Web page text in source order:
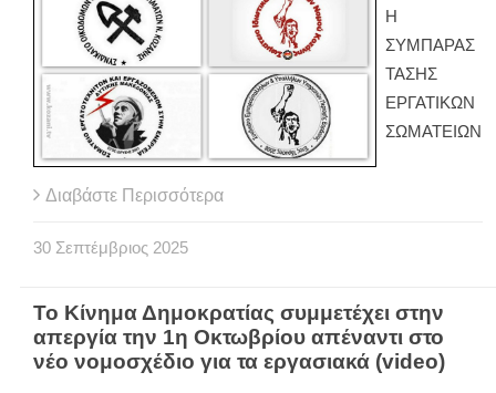
Η
ΣΥΜΠΑΡΑΣ
ΤΑΣΗΣ
ΕΡΓΑΤΙΚΩΝ
ΣΩΜΑΤΕΙΩΝ
Διαβάστε Περισσότερα
30 Σεπτέμβριος 2025
Το Κίνημα Δημοκρατίας συμμετέχει στην
απεργία την 1η Οκτωβρίου απέναντι στο
νέο νομοσχέδιο για τα εργασιακά (video)